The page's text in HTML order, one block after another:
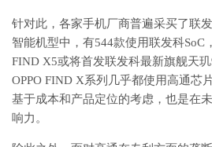
针对此，各家手机厂商普遍采买了联
智能机型中，有544款使用联发科SoC
FIND X5或将首发联发科最新旗舰天
OPPO FIND X系列几乎都使用高通
基于成本和产品定位的考虑，也是在
响力。